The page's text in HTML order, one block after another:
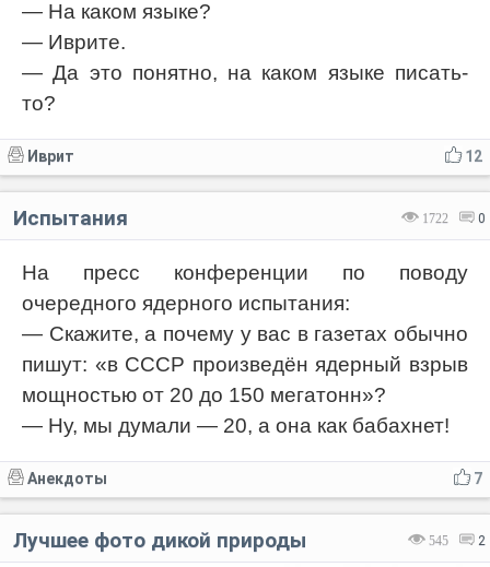
— На каком языке?
— Иврите.
— Да это понятно, на каком языке писать-
то?
12
Иврит
1722 0
Испытания
На пресс конференции по поводу
очередного ядерного испытания:
— Скажите, а почему у вас в газетах обычно
пишут: «в СССР произведён ядерный взрыв
мощностью от 20 до 150 мегатонн»?
— Ну, мы думали — 20, а она как бабахнет!
7
Анекдоты
545 2
Лучшее фото дикой природы